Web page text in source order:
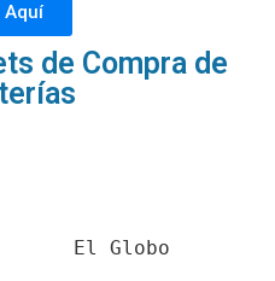
Aquí
de Compra de
El Globo